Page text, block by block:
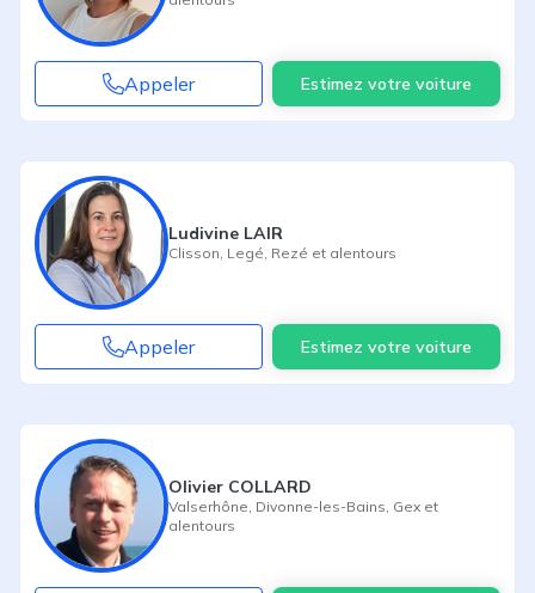
Appeler Estimez votre voiture
Ludivine LAIR
Clisson Legé Rezé et alentours
Appeler Estimez votre voiture
Olivier COLLARD
Valserhône Divonne-les-Bains Gex et
alentours